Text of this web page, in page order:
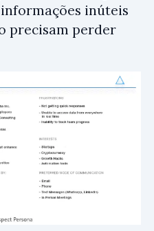
inúteis
precisam perder